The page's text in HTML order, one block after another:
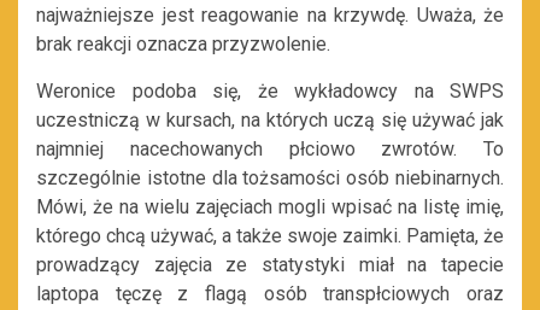
najważniejsze jest reagowanie na krzywdę. Uważa, że
brak reakcji oznacza przyzwolenie.
Weronice podoba się, że wykładowcy na SWPS
uczestniczą w kursach, na których uczą się używać jak
najmniej nacechowanych płciowo zwrotów. To
szczególnie istotne dla tożsamości osób niebinarnych.
Mówi, że na wielu zajęciach mogli wpisać na listę imię,
którego chcą używać, a także swoje zaimki. Pamięta, że
prowadzący zajęcia ze statystyki miał na tapecie
laptopa tęczę z flagą osób transpłciowych oraz